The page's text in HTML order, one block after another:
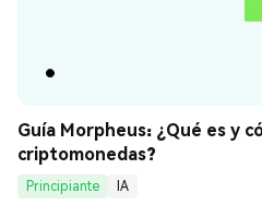
Guía Morpheus: ¿Qué es y
criptomonedas?
Principiante
IA